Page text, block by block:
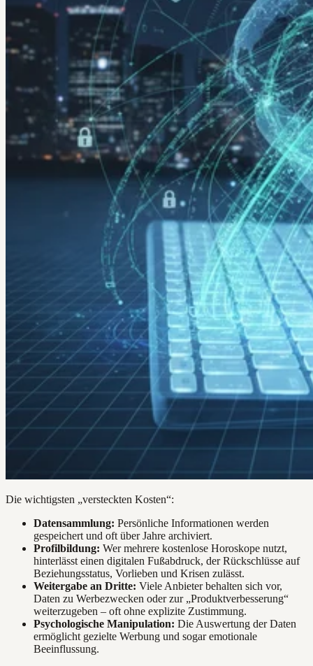
Die wichtigsten „versteckten Kosten“:
Datensammlung: Persönliche Informationen werden
gespeichert und oft über Jahre archiviert.
Profilbildung: Wer mehrere kostenlose Horoskope nutzt,
hinterlässt einen digitalen Fußabdruck, der Rückschlüsse auf
Beziehungsstatus, Vorlieben und Krisen zulässt.
Weitergabe an Dritte: Viele Anbieter behalten sich vor,
Daten zu Werbezwecken oder zur „Produktverbesserung“
weiterzugeben – oft ohne explizite Zustimmung.
Psychologische Manipulation: Die Auswertung der Daten
ermöglicht gezielte Werbung und sogar emotionale
Beeinflussung.